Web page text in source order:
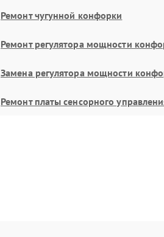
Ремонт чугунной конфорки
Ремонт регулятора мощности
Замена регулятора мощности
Ремонт платы сенсорного